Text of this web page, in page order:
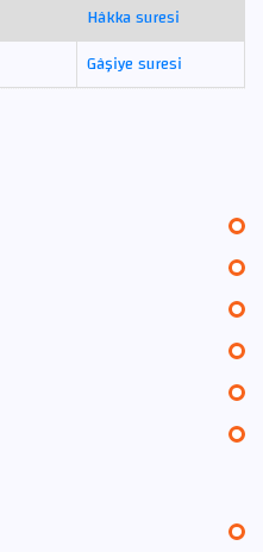
Hâkka suresi
Gâşiye suresi